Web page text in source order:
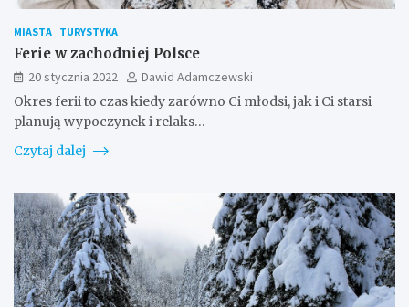
MIASTA TURYSTYKA
Ferie w zachodniej Polsce
20 stycznia 2022
Dawid Adamczewski
Okres ferii to czas kiedy zarówno Ci młodsi, jak i Ci starsi
planują wypoczynek i relaks…
Czytaj dalej